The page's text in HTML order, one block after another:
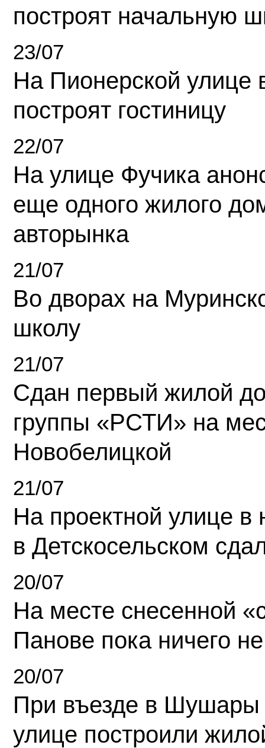
построят начальную
23/07
На Пионерской улице
построят гостиницу
22/07
На улице Фучика
еще одного жилого
авторынка
21/07
Во дворах на
школу
21/07
Сдан первый жилой
группы «РСТИ» на
Новобелицкой
21/07
На проектной улице
в Детскосельском
20/07
На месте снесенной
Панове пока ничего
20/07
При въезде в Шушары
улице построили